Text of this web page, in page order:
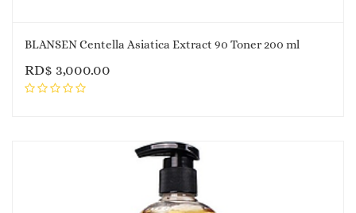
BLANSEN Centella Asiatica Extract 90 Toner 200 ml
RD$ 3,000.00